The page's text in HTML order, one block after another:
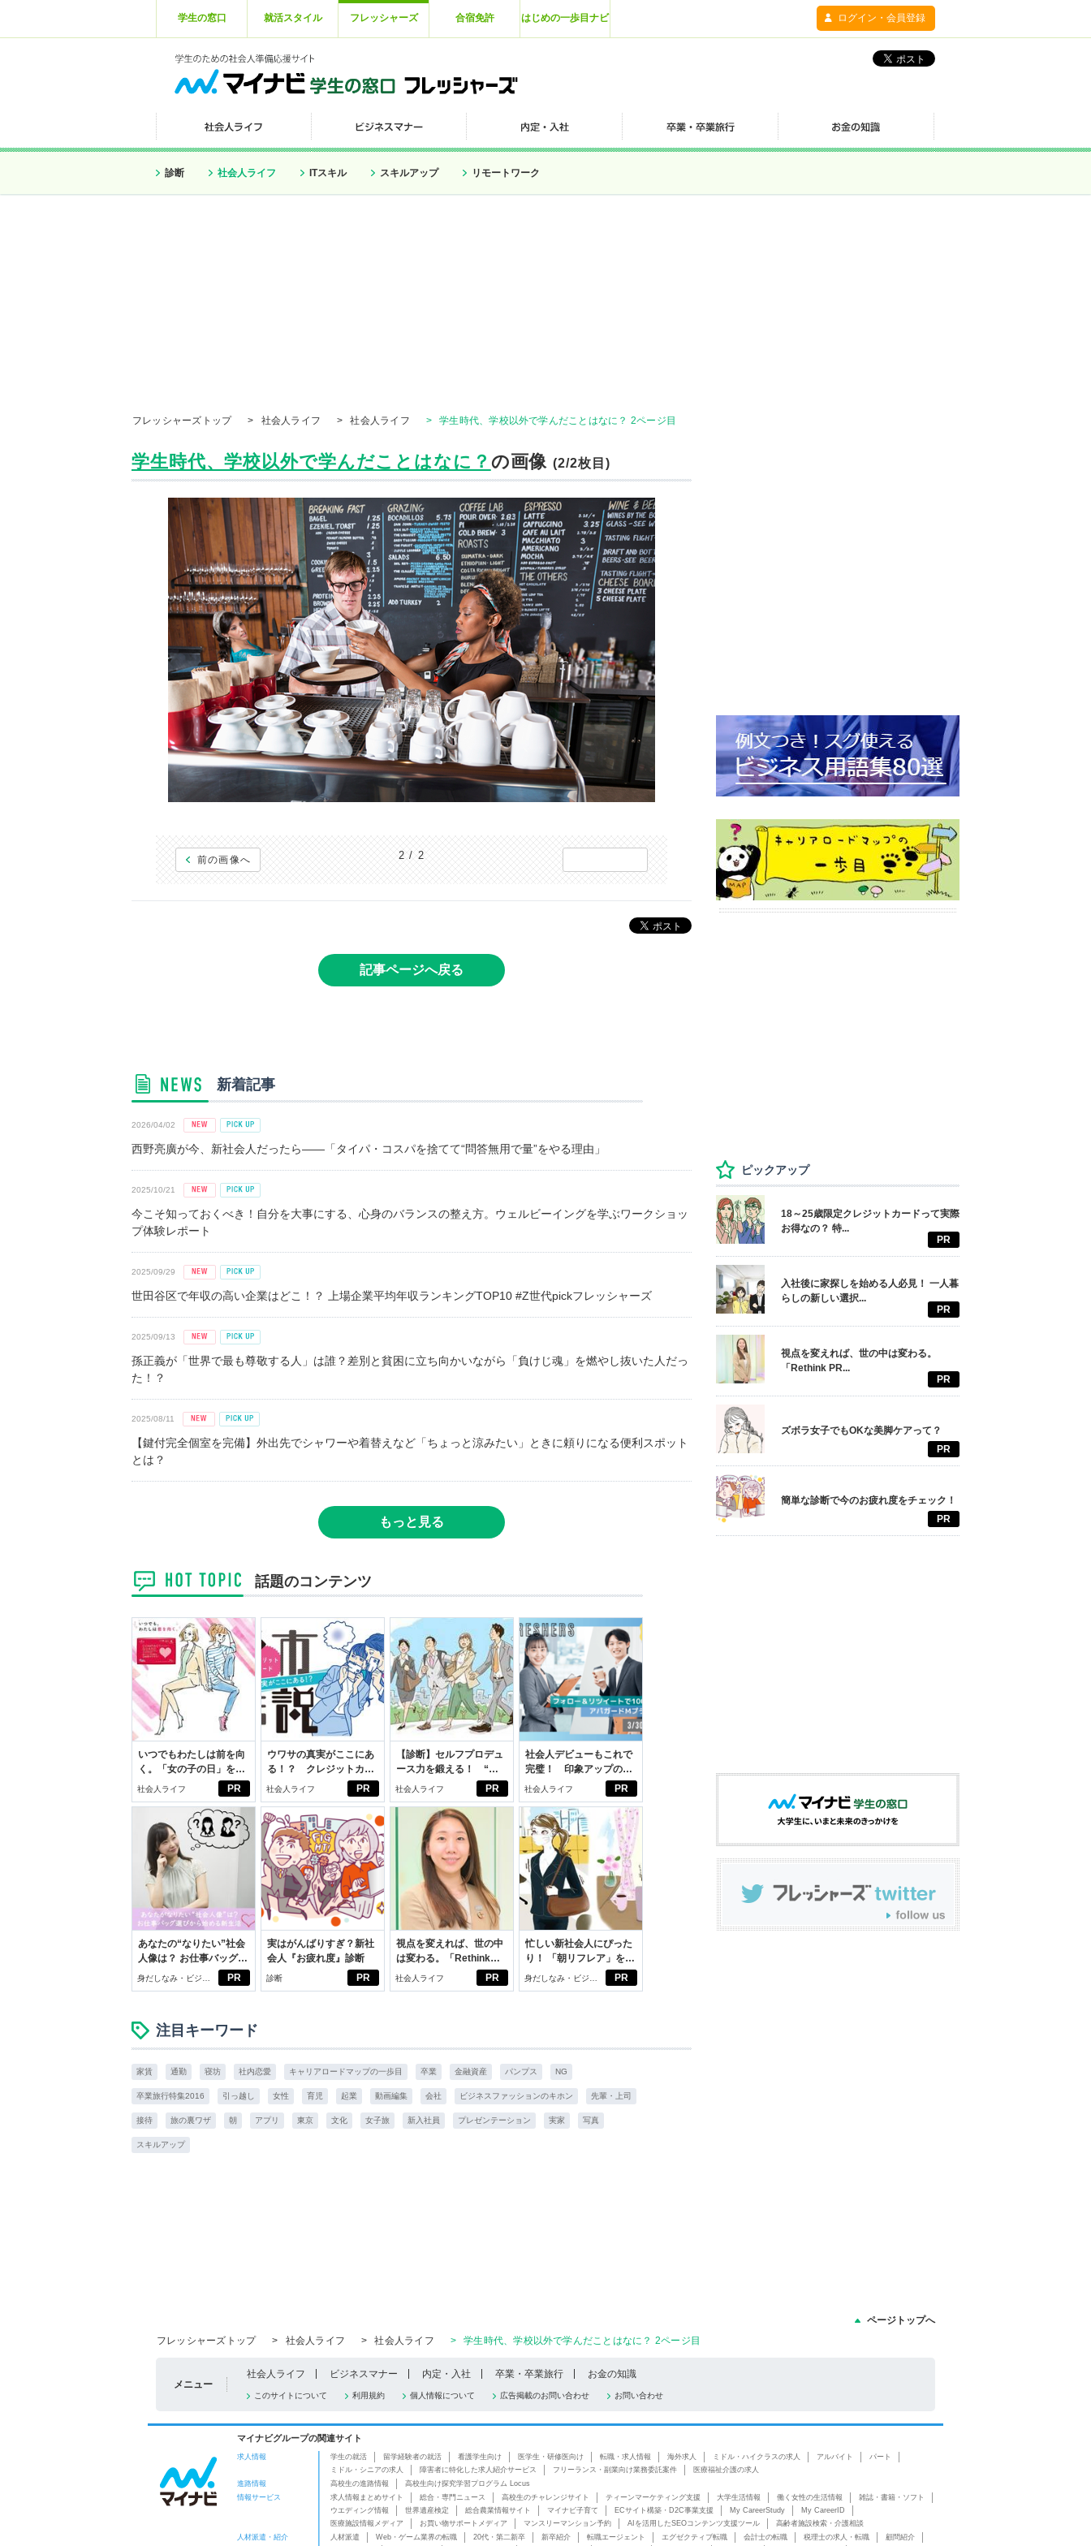
学生の窓口 就活スタイル フレッシャーズ 合宿免許 はじめの一歩目ナビ ログイン・会員登録
診断 社会人ライフ ITスキル スキルアップ リモートワーク
フレッシャーズトップ > 社会人ライフ > 社会人ライフ > 学生時代、学校以外で学んだことはなに？ 2ページ目
学生時代、学校以外で学んだことはなに？ の画像(2/2枚目)
前の画像へ 2 / 2
記事ページへ戻る
新着記事
2026/04/02
西野亮廣が今、新社会人だったら――「タイパ・コスパを捨てて“問答無用で量”をやる理由」
2025/10/21
今こそ知っておくべき！自分を大事にする、心身のバランスの整え方。ウェルビーイングを学ぶワークショッ
プ体験レポート
2025/09/29
世田谷区で年収の高い企業はどこ！？ 上場企業平均年収ランキングTOP10 #Z世代pickフレッシャーズ
2025/09/13
孫正義が「世界で最も尊敬する人」は誰？差別と貧困に立ち向かいながら「負けじ魂」を燃やし抜いた人だっ
た！？
2025/08/11
【鍵付完全個室を完備】外出先でシャワーや着替えなど「ちょっと涼みたい」ときに頼りになる便利スポット
とは？
もっと見る
話題のコンテンツ
PR
いつでもわたしは前を向
く。「女の子の日」を前
向きに♪社会人エリ・大
社会人ライフ PR
ウワサの真実がここにあ
る！？ クレジットカー
ドの都市伝説
社会人ライフ PR
【診断】セルフプロデュ
ース力を鍛える！ “ジ
ブン観”診断
社会人ライフ PR
社会人デビューもこれで
完璧！ 印象アップのセ
ルフプロデュース術
社会人ライフ
PR
あなたの“なりたい”社会
人像は？ お仕事バッグ選
びから始める新生活
身だしなみ・ビジネ
スアイテム
PR
実はがんばりすぎ？新社
会人『お疲れ度』診断
診断 PR
視点を変えれば、世の中
は変わる。「Rethink
PROJECT」がつたえた
社会人ライフ PR
忙しい新社会人にぴった
り！ 「朝リフレア」をは
じめよう。しっかりニオ
イケアして24時間快適。
身だしなみ・ビジネ
スアイテム
注目キーワード
家賃 通勤 寝坊 社内恋愛 キャリアロードマップの一歩目 卒業 金融資産 パンプス NG
卒業旅行特集2016 引っ越し 女性 育児 起業 動画編集 会社 ビジネスファッションのキホン 先輩・上司
接待 旅の裏ワザ 朝 アプリ 東京 文化 女子旅 新入社員 プレゼンテーション 実家 写真
スキルアップ
ピックアップ
18～25歳限定クレジットカードって実際
お得なの？ 特...
PR
入社後に家探しを始める人必見！ 一人暮
らしの新しい選択...
PR
視点を変えれば、世の中は変わる。
「Rethink PR...
PR
ズボラ女子でもOKな美脚ケアって？
PR
簡単な診断で今のお疲れ度をチェック！
PR
ページトップへ
フレッシャーズトップ
> 社会人ライフ > 社会人ライフ > 学生時代、学校以外で学んだことはなに？ 2ページ目
メニュー
社会人ライフ ビジネスマナー 内定・入社 卒業・卒業旅行 お金の知識
このサイトについて 利用規約 個人情報について 広告掲載のお問い合わせ お問い合わせ
マイナビグループの関連サイト
求人情報 学生の就活 留学経験者の就活 看護学生向け 医学生・研修医向け 転職・求人情報 海外求人 ミドル・ハイクラスの求人 アルバイト
パート
ミドル・シニアの求人
障害者に特化した求人紹介サービス フリーランス・副業向け業務委託案件
医療福祉介護の求人
進路情報
高校生の進路情報
高校生向け探究学習プログラム Locus
情報サービス
求人情報まとめサイト 総合・専門ニュース 高校生のチャレンジサイト ティーンマーケティング支援 大学生活情報 働く女性の生活情報
雑誌・書籍・ソフト
ウエディング情報
世界遺産検定 総合農業情報サイト マイナビ子育て ECサイト構築・D2C事業支援 My CareerStudy
My CareerID
医療施設情報メディア
お買い物サポートメディア マンスリーマンション予約 AIを活用したSEOコンテンツ支援ツール
高齢者施設検索・介護相談
人材派遣・紹介
人材派遣 Web・ゲーム業界の転職 20代・第二新卒 新卒紹介 転職エージェント エグゼクティブ転職 会計士の転職 税理士の求人・転職 顧問紹介